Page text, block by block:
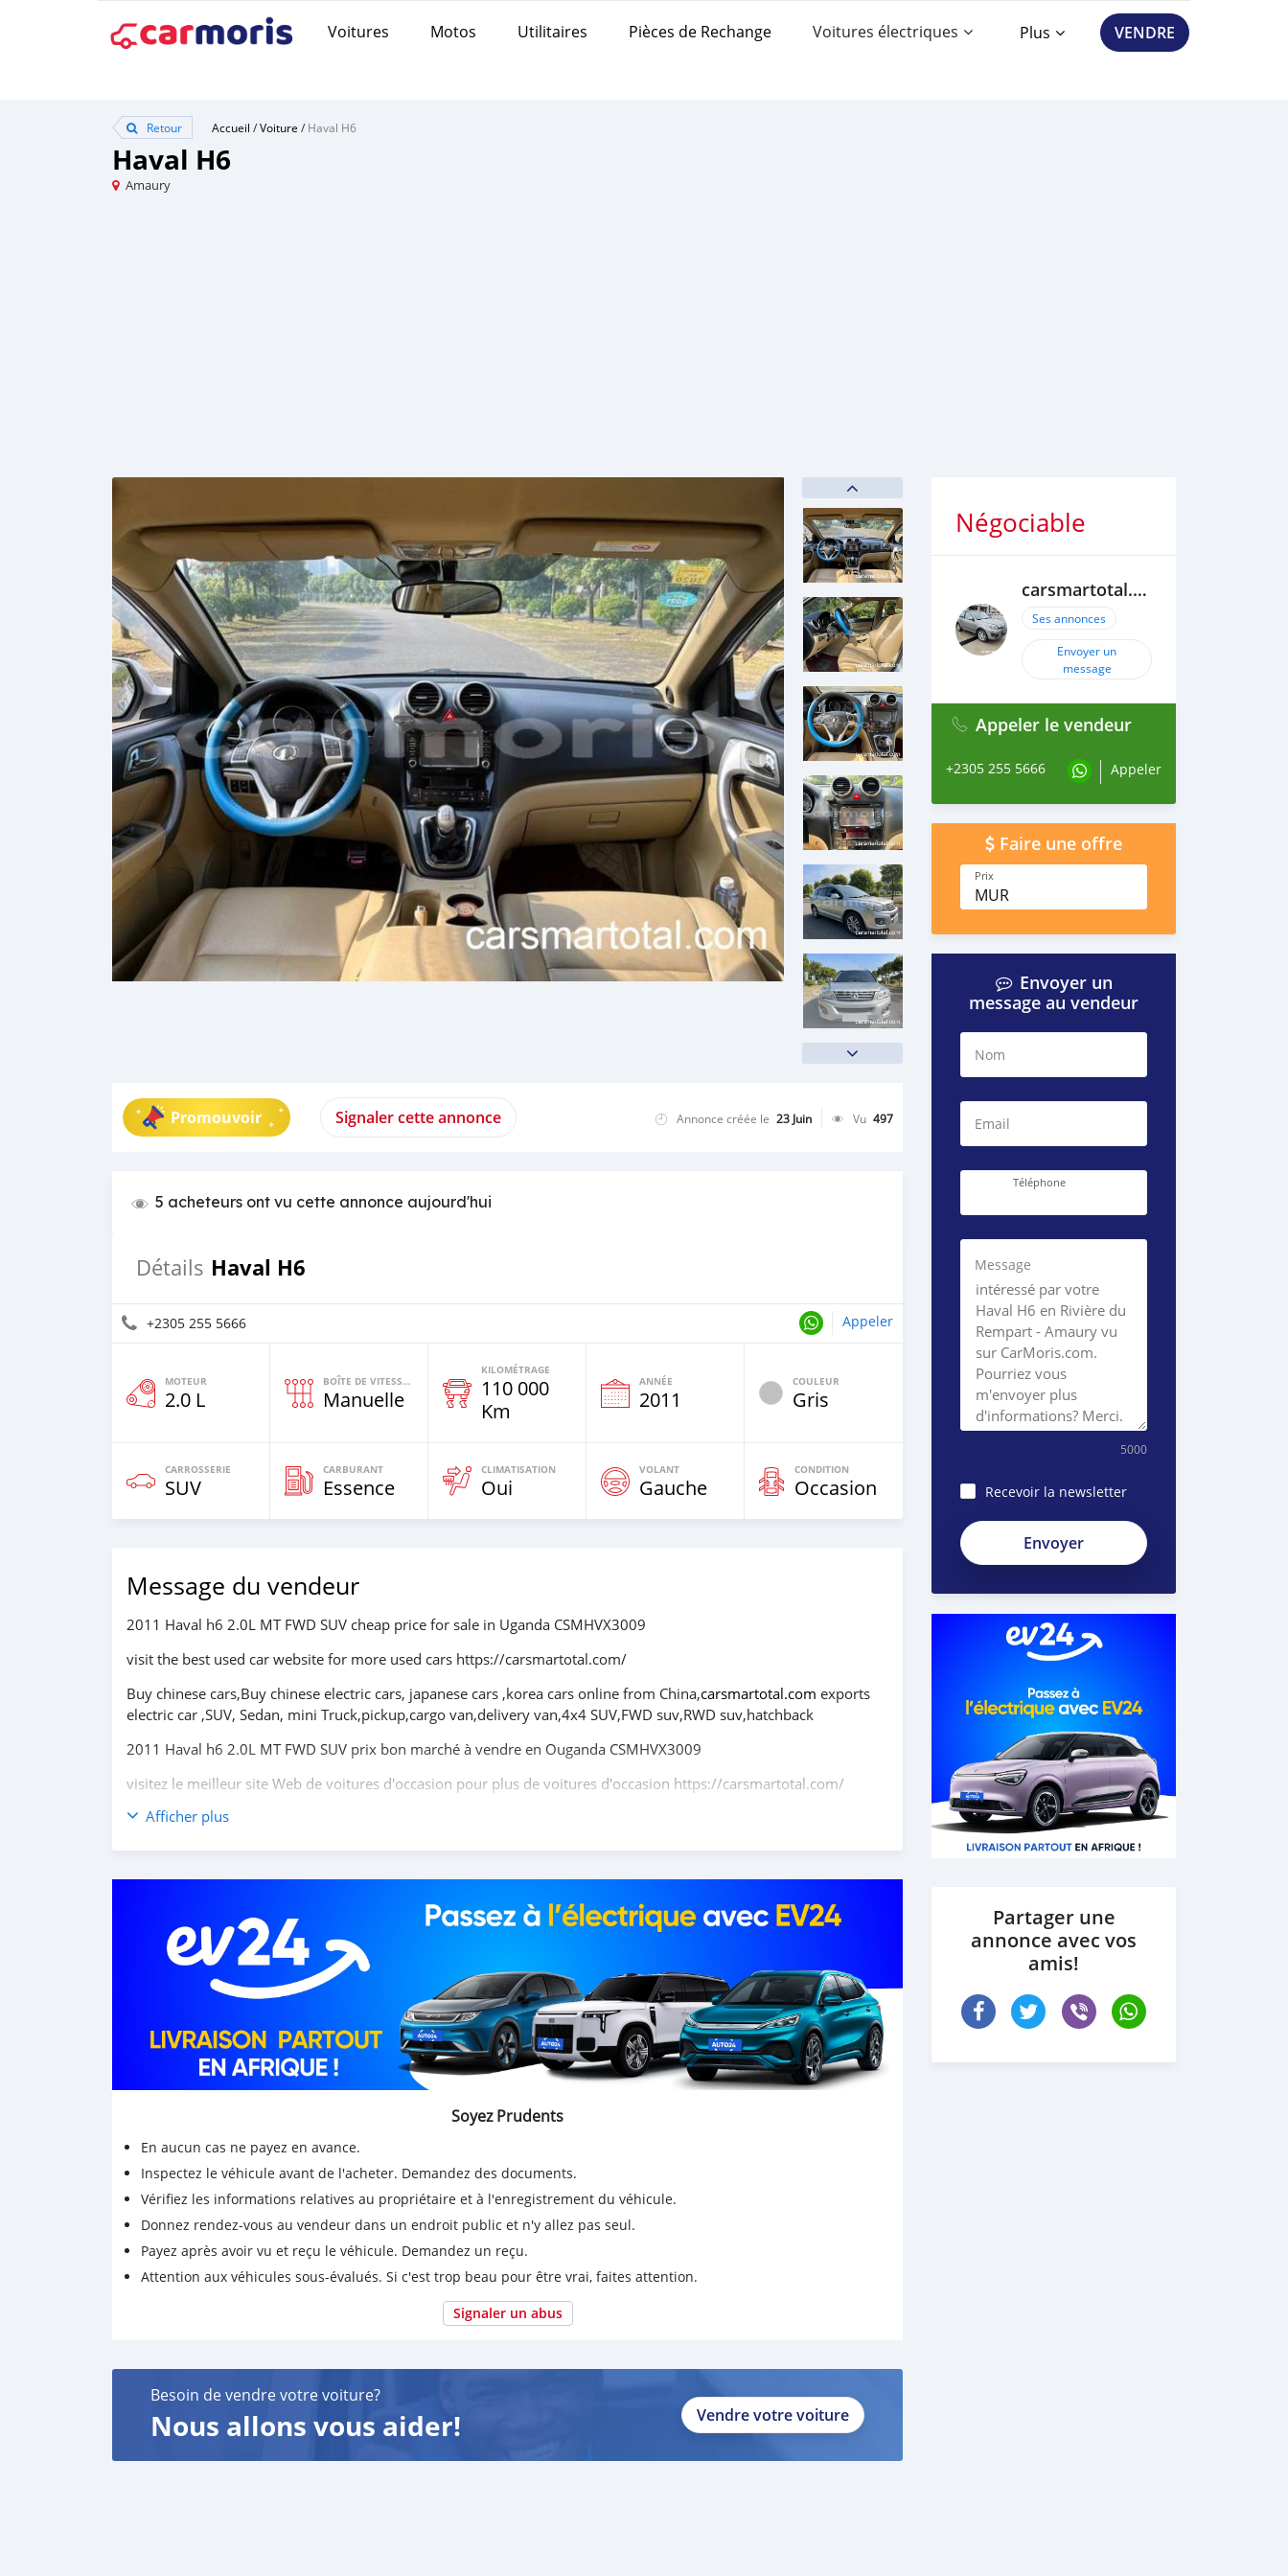
Voitures Motos Utilitaires Pièces de Rechange Voitures électriques Plus VENDRE
Retour Accueil /Voiture /Haval H6
Haval H6
Amaury
Promouvoir Signaler cette annonce Annonce créée le 23 Juin Vu 497
5 acheteurs ont vu cette annonce aujourd'hui
Détails Haval H6
+2305 255 5666 Appeler
MOTEUR
2.0 L
BOÎTE DE VITESSES
Manuelle
KILOMÉTRAGE
110 000
Km
ANNÉE
2011
COULEUR
Gris
CARROSSERIE
SUV
CARBURANT
Essence
CLIMATISATION
Oui
VOLANT
Gauche
CONDITION
Occasion
Message du vendeur
2011 Haval h6 2.0L MT FWD SUV cheap price for sale in Uganda CSMHVX3009
visit the best used car website for more used cars https://carsmartotal.com/
Buy chinese cars,Buy chinese electric cars, japanese cars ,korea cars online from China,carsmartotal.com exports
electric car ,SUV, Sedan, mini Truck,pickup,cargo van,delivery van,4x4 SUV,FWD suv,RWD suv,hatchback
2011 Haval h6 2.0L MT FWD SUV prix bon marché à vendre en Ouganda CSMHVX3009
visitez le meilleur site Web de voitures d'occasion pour plus de voitures d'occasion https://carsmartotal.com/
Achetez des voitures chinoises, achetez des voitures électriques chinoises, des voitures japonaises, des voitures
Afficher plus
Soyez Prudents
En aucun cas ne payez en avance.
Inspectez le véhicule avant de l'acheter. Demandez des documents.
Vérifiez les informations relatives au propriétaire et à l'enregistrement du véhicule.
Donnez rendez-vous au vendeur dans un endroit public et n'y allez pas seul.
Payez après avoir vu et reçu le véhicule. Demandez un reçu.
Attention aux véhicules sous-évalués. Si c'est trop beau pour être vrai, faites attention.
Signaler un abus
Besoin de vendre votre voiture?
Nous allons vous aider! Vendre votre voiture
Négociable
carsmartotal.com
Ses annonces
Envoyer un
message
Appeler le vendeur
+2305 255 5666 Appeler
Faire une offre
Prix
MUR
Envoyer un
message au vendeur
Nom
Email
Téléphone
Message
5000
Recevoir la newsletter
Partager une
annonce avec vos
amis!